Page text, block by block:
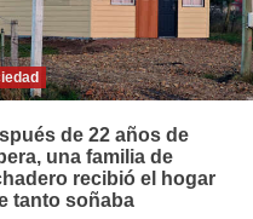
de 22 años de
una familia de
recibió el hogar
tanto soñaba